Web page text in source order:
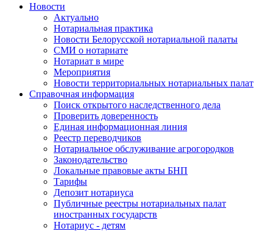
Новости
Актуально
Нотариальная практика
Новости Белорусской нотариальной палаты
СМИ о нотариате
Нотариат в мире
Мероприятия
Новости территориальных нотариальных палат
Справочная информация
Поиск открытого наследственного дела
Проверить доверенность
Единая информационная линия
Реестр переводчиков
Нотариальное обслуживание агрогородков
Законодательство
Локальные правовые акты БНП
Тарифы
Депозит нотариуса
Публичные реестры нотариальных палат
иностранных государств
Нотариус - детям